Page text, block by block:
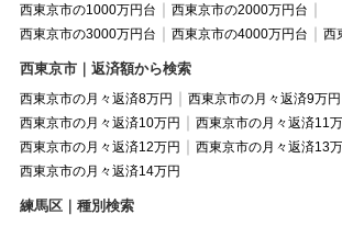
西東京市の1000万円台
西東京市の2000万円台
西東京市の3000万円台
西東京市の4000万円台 西
西東京市｜返済額から検索
西東京市の月々返済8万円
西東京市の月々返済9万円
西東京市の月々返済10万円
西東京市の月々返済11
西東京市の月々返済12万円
西東京市の月々返済13
西東京市の月々返済14万円
練馬区｜種別検索